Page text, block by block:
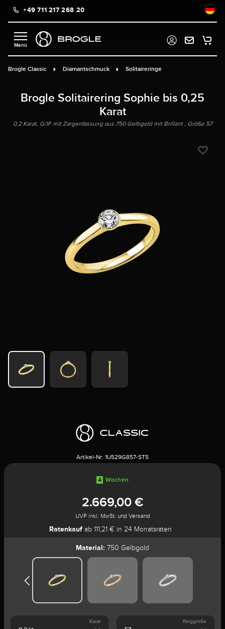
springen
+49 711 217 268 20
Brogle Classic Diamantschmuck Solitaireringe
Brogle Solitairering Sophie bis 0,25
Karat
0,2 Karat, G/IF mit Zargenfassung aus 750 Gelbgold mit Brillant , Größe 57
Artikel-Nr: 1U529G857-ST5
4 Wochen
2.669,00 €
UVP inkl. MwSt. und Versand
Ratenkauf ab 111,21 € in 24 Monatsraten
Material: 750 Gelbgold
Karat Ringgröße